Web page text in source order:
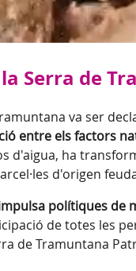
Serra de
va ser
entre els factors
d'aigua, ha
d'origen
polítiques
de totes les
de Tramuntana